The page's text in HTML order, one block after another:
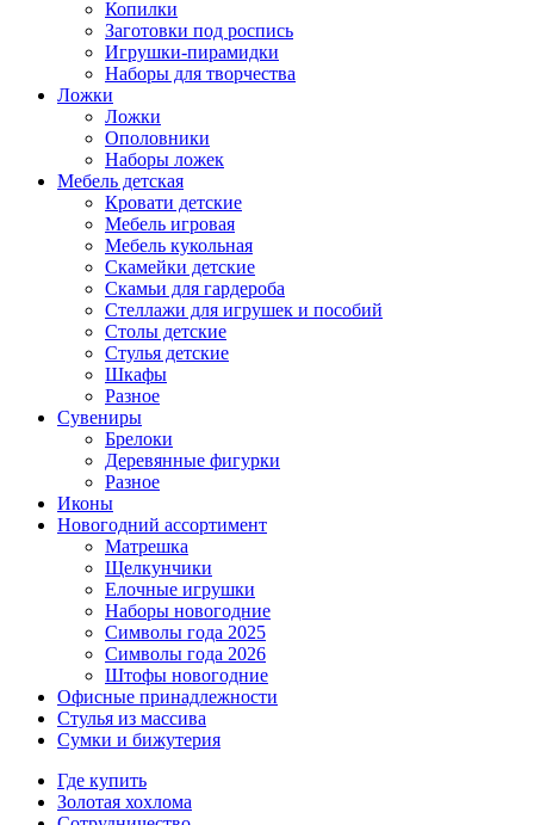
Копилки
Заготовки под роспись
Игрушки-пирамидки
Наборы для творчества
Ложки
Ложки
Ополовники
Наборы ложек
Мебель детская
Кровати детские
Мебель игровая
Мебель кукольная
Скамейки детские
Скамьи для гардероба
Стеллажи для игрушек и пособий
Столы детские
Стулья детские
Шкафы
Разное
Сувениры
Брелоки
Деревянные фигурки
Разное
Иконы
Новогодний ассортимент
Матрешка
Щелкунчики
Елочные игрушки
Наборы новогодние
Символы года 2025
Символы года 2026
Штофы новогодние
Офисные принадлежности
Стулья из массива
Сумки и бижутерия
Где купить
Золотая хохлома